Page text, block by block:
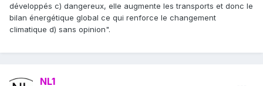
développés c) dangereux, elle augmente les transports et donc le
bilan énergétique global ce qui renforce le changement
climatique d) sans opinion".
NL1